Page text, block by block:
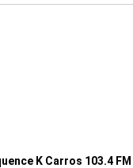
K Carros 103.4 FM